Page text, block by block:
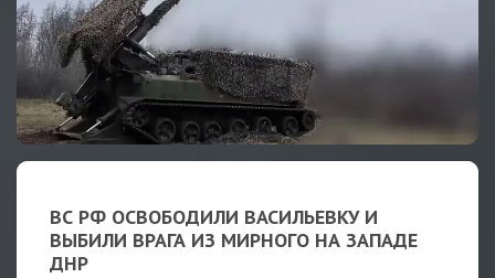
ВС РФ ОСВОБОДИЛИ ВАСИЛЬЕВКУ И
ВЫБИЛИ ВРАГА ИЗ МИРНОГО НА ЗАПАДЕ
ДНР